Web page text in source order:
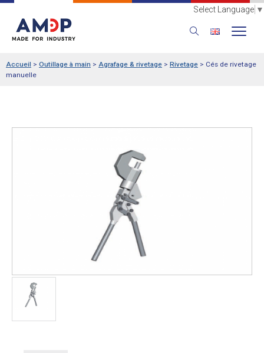
Select Language ▼
Accueil > Outillage à main > Agrafage & rivetage > Rivetage > Cés de rivetage
manuelle